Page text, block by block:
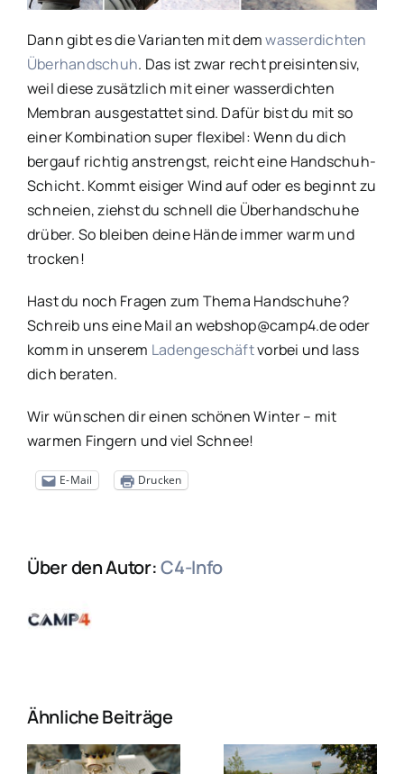
Dann gibt es die Varianten mit demwasserdichten
Überhandschuh. Das ist zwar recht preisintensiv,
weil diese zusätzlich mit einer wasserdichten
Membran ausgestattet sind. Dafür bist du mit so
einer Kombination super flexibel: Wenn du dich
bergauf richtig anstrengst, reicht eine Handschuh-
Schicht. Kommt eisiger Wind auf oder es beginnt zu
schneien, ziehst du schnell die Überhandschuhe
drüber. So bleiben deine Hände immer warm und
trocken!
Hast du noch Fragen zum Thema Handschuhe?
Schreib uns eine Mail an webshop@camp4.de oder
komm in unserem Ladengeschäftvorbei und lass
dich beraten.
Wir wünschen dir einen schönen Winter – mit
warmen Fingern und viel Schnee!
E-Mail Drucken
Über den Autor:C4-Info
Ähnliche Beiträge